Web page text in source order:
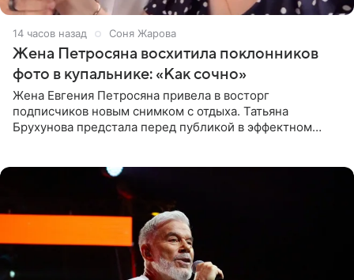
14 часов назад Соня Жарова
Жена Петросяна восхитила поклонников
фото в купальнике: «Как сочно»
Жена Евгения Петросяна привела в восторг
подписчиков новым снимком с отдыха. Татьяна
Брухунова предстала перед публикой в эффектном